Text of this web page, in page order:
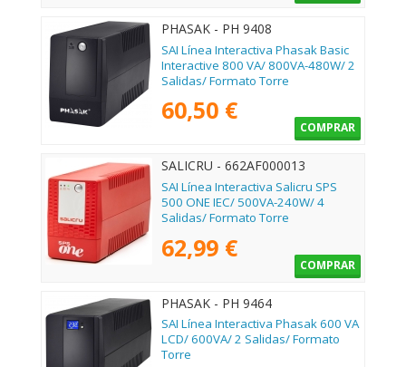
PHASAK - PH 9408
SAI Línea Interactiva Phasak Basic
Interactive 800 VA/ 800VA-480W/ 2
Salidas/ Formato Torre
60,50 €
COMPRAR
SALICRU - 662AF000013
SAI Línea Interactiva Salicru SPS
500 ONE IEC/ 500VA-240W/ 4
Salidas/ Formato Torre
62,99 €
COMPRAR
PHASAK - PH 9464
SAI Línea Interactiva Phasak 600 VA
LCD/ 600VA/ 2 Salidas/ Formato
Torre